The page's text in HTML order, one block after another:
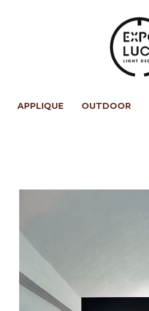
APPLIQUE OUTDOOR